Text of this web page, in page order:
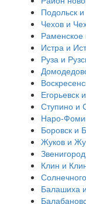
Подольск
Чехов и
Истра и
Руза и
Егорьевск
Ступино и
Наро-
Боровск и
Жуков и
Звенигород
Клин и
Балашиха